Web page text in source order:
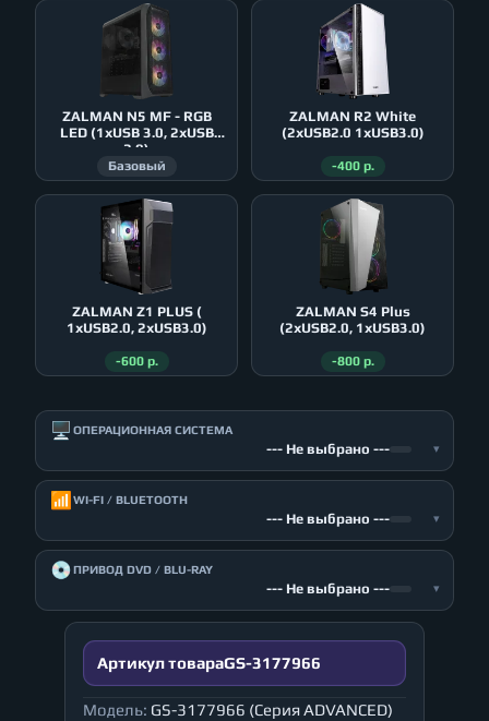
ZALMAN N5 MF - RGB
LED (1xUSB 3.0, 2xUSB
2.0)
Базовый
ZALMAN R2 White
(2xUSB2.0 1xUSB3.0)
-400 р.
ZALMAN Z1 PLUS (
1xUSB2.0, 2xUSB3.0)
-600 р.
ZALMAN S4 Plus
(2xUSB2.0, 1xUSB3.0)
-800 р.
🖥️ ОПЕРАЦИОННАЯ СИСТЕМА
--- Не выбрано --- ▾
📶 WI-FI / BLUETOOTH
--- Не выбрано --- ▾
💿ПРИВОД DVD / BLU-RAY
--- Не выбрано --- ▾
Артикул товараGS-3177966
Модель: GS-3177966 (Серия ADVANCED)